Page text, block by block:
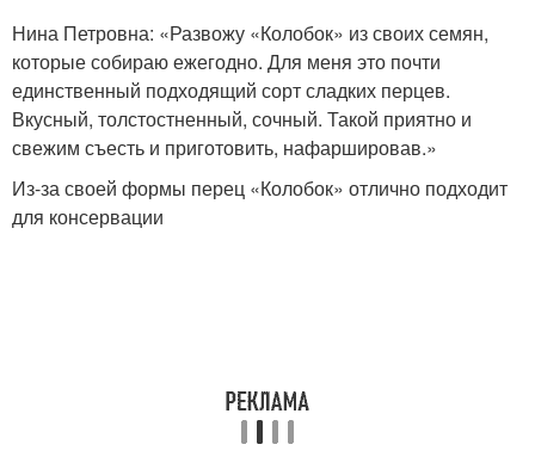
Нина Петровна: «Развожу «Колобок» из своих семян,
которые собираю ежегодно. Для меня это почти
единственный подходящий сорт сладких перцев.
Вкусный, толстостненный, сочный. Такой приятно и
свежим съесть и приготовить, нафаршировав.»
Из-за своей формы перец «Колобок» отлично подходит
для консервации